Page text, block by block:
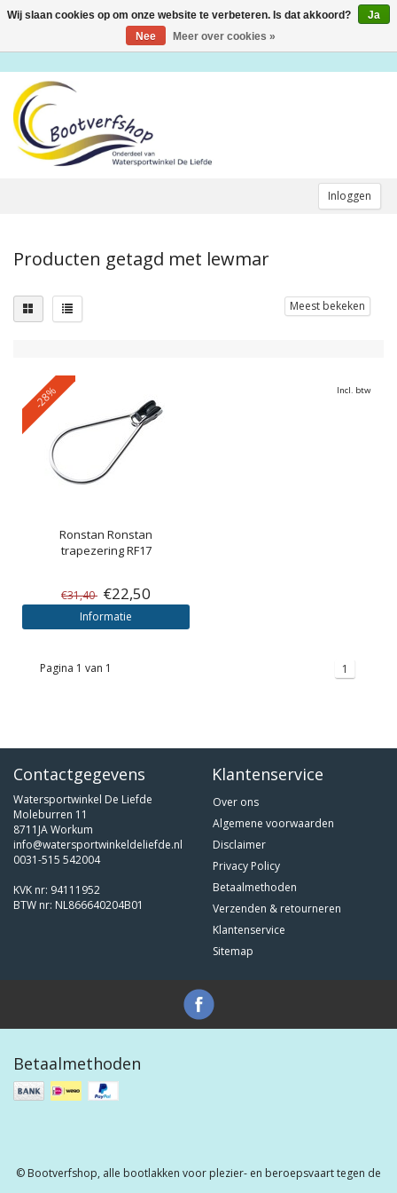
Inloggen
Toggle
Producten getagd met lewmar
Meest bekeken
-28%
Ronstan Ronstan
trapezering RF17
€31,40 €22,50
Informatie
Incl. btw
Pagina 1 van 1 1
Contactgegevens
Watersportwinkel De Liefde
Moleburren 11
8711JA Workum
info@watersportwinkeldeliefde.nl
0031-515 542004
KVK nr: 94111952
BTW nr: NL866640204B01
Klantenservice
Over ons
Algemene voorwaarden
Disclaimer
Privacy Policy
Betaalmethoden
Verzenden & retourneren
Klantenservice
Sitemap
Betaalmethoden
© Bootverfshop, alle bootlakken voor plezier- en beroepsvaart tegen de
Wij slaan cookies op om onze website te verbeteren. Is dat akkoord?
Ja
Nee
Meer over cookies »